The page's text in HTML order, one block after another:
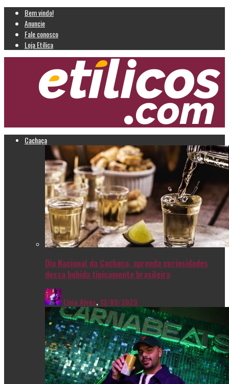
Bem vindo!
Anuncie
Fale conosco
Loja Etílica
Cachaça
Dia Nacional da Cachaça, aprenda curiosidades
dessa bebida tipicamente brasileira
Livia Alves,13/09/2023